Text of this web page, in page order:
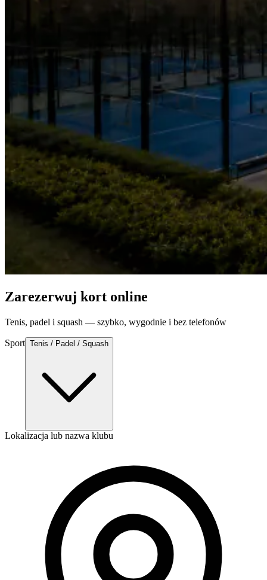
Zarezerwuj kort online
Tenis, padel i squash — szybko, wygodnie i bez telefonów
Sport Tenis / Padel / Squash
Lokalizacja lub nazwa klubu